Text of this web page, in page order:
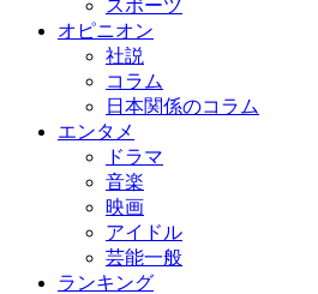
スポーツ
オピニオン
社説
コラム
日本関係のコラム
エンタメ
ドラマ
音楽
映画
アイドル
芸能一般
ランキング